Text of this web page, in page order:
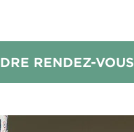
RENDEZ-VOUS